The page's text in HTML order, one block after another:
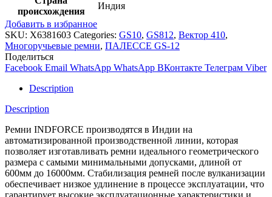
происхождения
Индия
Добавить в избранное
SKU: X6381603 Categories: GS10, GS812, Вектор 410,
Многоручьевые ремни, ПАЛЕССЕ GS-12
Поделиться
Facebook Email WhatsApp WhatsApp ВКонтакте Телеграм Viber
Description
Description
Ремни INDFORCE производятся в Индии на
автоматизированной производственной линии, которая
позволяет изготавливать ремни идеального геометрического
размера с самыми минимальными допусками, длиной от
600мм до 16000мм. Стабилизация ремней после вулканизации
обеспечивает низкое удлинение в процессе эксплуатации, что
гарантирует высокие эксплуатационные характеристики и